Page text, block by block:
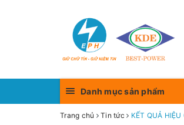
Danh mục sản phẩm
Trang chủ Tin tức KẾT QUẢ